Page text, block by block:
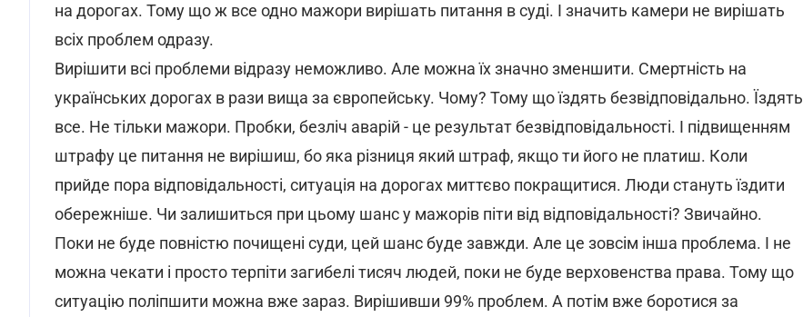
на дорогах. Тому що ж все одно мажори вирішать питання в суді. І значить камери не вирішать
всіх проблем одразу.
Вирішити всі проблеми відразу неможливо. Але можна їх значно зменшити. Смертність на
українських дорогах в рази вища за європейську. Чому? Тому що їздять безвідповідально. Їздять
все. Не тільки мажори. Пробки, безліч аварій - це результат безвідповідальності. І підвищенням
штрафу це питання не вирішиш, бо яка різниця який штраф, якщо ти його не платиш. Коли
прийде пора відповідальності, ситуація на дорогах миттєво покращитися. Люди стануть їздити
обережніше. Чи залишиться при цьому шанс у мажорів піти від відповідальності? Звичайно.
Поки не буде повністю почищені суди, цей шанс буде завжди. Але це зовсім інша проблема. І не
можна чекати і просто терпіти загибелі тисяч людей, поки не буде верховенства права. Тому що
ситуацію поліпшити можна вже зараз. Вирішивши 99% проблем. А потім вже боротися за